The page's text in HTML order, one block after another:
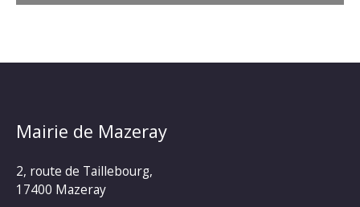
Mairie de Mazeray
2, route de Taillebourg,
17400 Mazeray